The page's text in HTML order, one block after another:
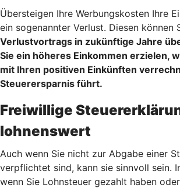
Übersteigen Ihre Werbungskosten Ihre
ein sogenannter Verlust. Diesen können
Verlustvortrags in zukünftige Jahre
Sie ein höheres Einkommen erzielen,
mit Ihren positiven Einkünften
Steuerersparnis führt.
Freiwillige
lohnenswert
Auch wenn Sie nicht zur Abgabe einer
verpflichtet sind, kann sie sinnvoll sein.
wenn Sie Lohnsteuer gezahlt haben